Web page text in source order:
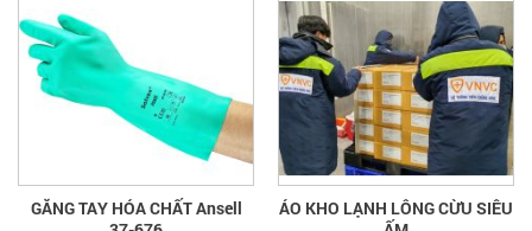
GĂNG TAY HÓA CHẤT Ansell
ÁO KHO LẠNH LÔNG CỪU SIÊU